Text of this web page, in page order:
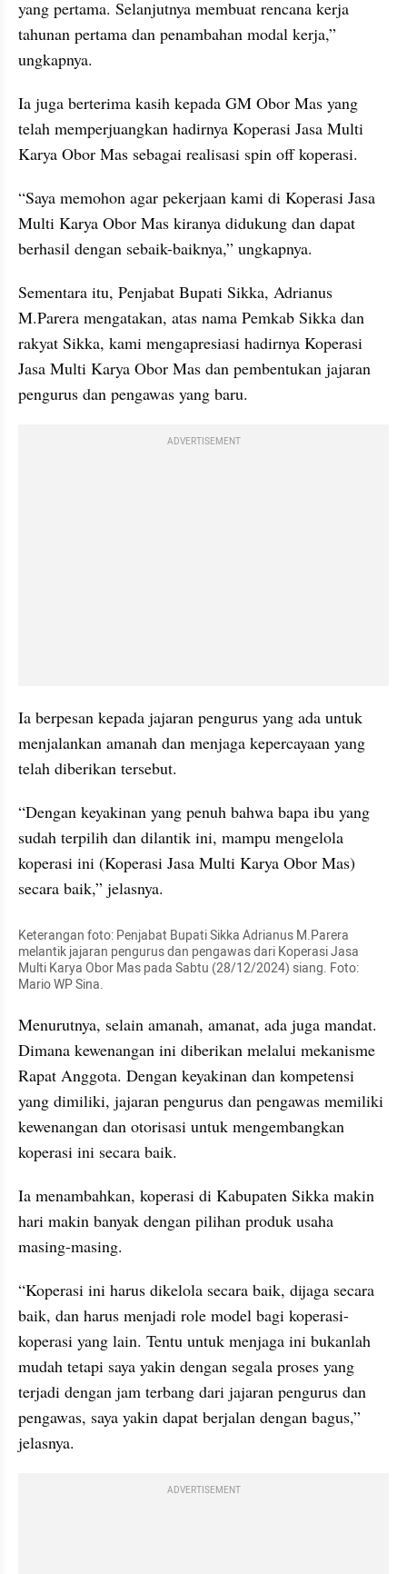
yang pertama. Selanjutnya membuat rencana kerja
tahunan pertama dan penambahan modal kerja,”
ungkapnya.
Ia juga berterima kasih kepada GM Obor Mas yang
telah memperjuangkan hadirnya Koperasi Jasa Multi
Karya Obor Mas sebagai realisasi spin off koperasi.
“Saya memohon agar pekerjaan kami di Koperasi Jasa
Multi Karya Obor Mas kiranya didukung dan dapat
berhasil dengan sebaik-baiknya,” ungkapnya.
Sementara itu, Penjabat Bupati Sikka, Adrianus
M.Parera mengatakan, atas nama Pemkab Sikka dan
rakyat Sikka, kami mengapresiasi hadirnya Koperasi
Jasa Multi Karya Obor Mas dan pembentukan jajaran
pengurus dan pengawas yang baru.
ADVERTISEMENT
Ia berpesan kepada jajaran pengurus yang ada untuk
menjalankan amanah dan menjaga kepercayaan yang
telah diberikan tersebut.
“Dengan keyakinan yang penuh bahwa bapa ibu yang
sudah terpilih dan dilantik ini, mampu mengelola
koperasi ini (Koperasi Jasa Multi Karya Obor Mas)
secara baik,” jelasnya.
Keterangan foto: Penjabat Bupati Sikka Adrianus M.Parera
melantik jajaran pengurus dan pengawas dari Koperasi Jasa
Multi Karya Obor Mas pada Sabtu (28/12/2024) siang. Foto:
Mario WP Sina.
Menurutnya, selain amanah, amanat, ada juga mandat.
Dimana kewenangan ini diberikan melalui mekanisme
Rapat Anggota. Dengan keyakinan dan kompetensi
yang dimiliki, jajaran pengurus dan pengawas memiliki
kewenangan dan otorisasi untuk mengembangkan
koperasi ini secara baik.
Ia menambahkan, koperasi di Kabupaten Sikka makin
hari makin banyak dengan pilihan produk usaha
masing-masing.
“Koperasi ini harus dikelola secara baik, dijaga secara
baik, dan harus menjadi role model bagi koperasi-
koperasi yang lain. Tentu untuk menjaga ini bukanlah
mudah tetapi saya yakin dengan segala proses yang
terjadi dengan jam terbang dari jajaran pengurus dan
pengawas, saya yakin dapat berjalan dengan bagus,”
jelasnya.
ADVERTISEMENT